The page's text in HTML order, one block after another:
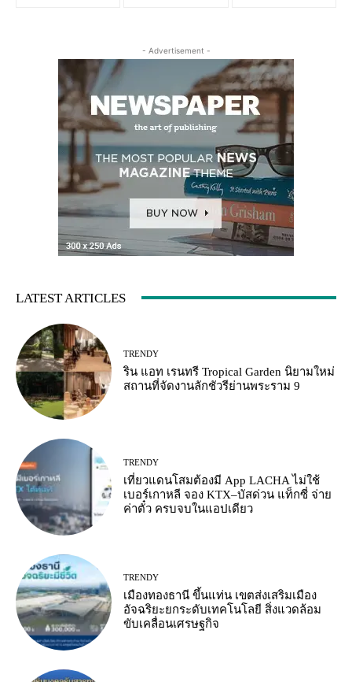
- Advertisement -
LATEST ARTICLES
TRENDY
ริน แอท เรนทรี Tropical Garden นิยามใหม่
สถานที่จัดงานลักชัวรีย่านพระราม 9
TRENDY
เที่ยวแดนโสมต้องมี App LACHA ไม่ใช้
เบอร์เกาหลี จอง KTX–บัสด่วน แท็กซี่ จ่าย
ค่าตั๋ว ครบจบในแอปเดียว
TRENDY
เมืองทองธานี ขึ้นแท่น เขตส่งเสริมเมือง
อัจฉริยะยกระดับเทคโนโลยี สิ่งแวดล้อม
ขับเคลื่อนเศรษฐกิจ